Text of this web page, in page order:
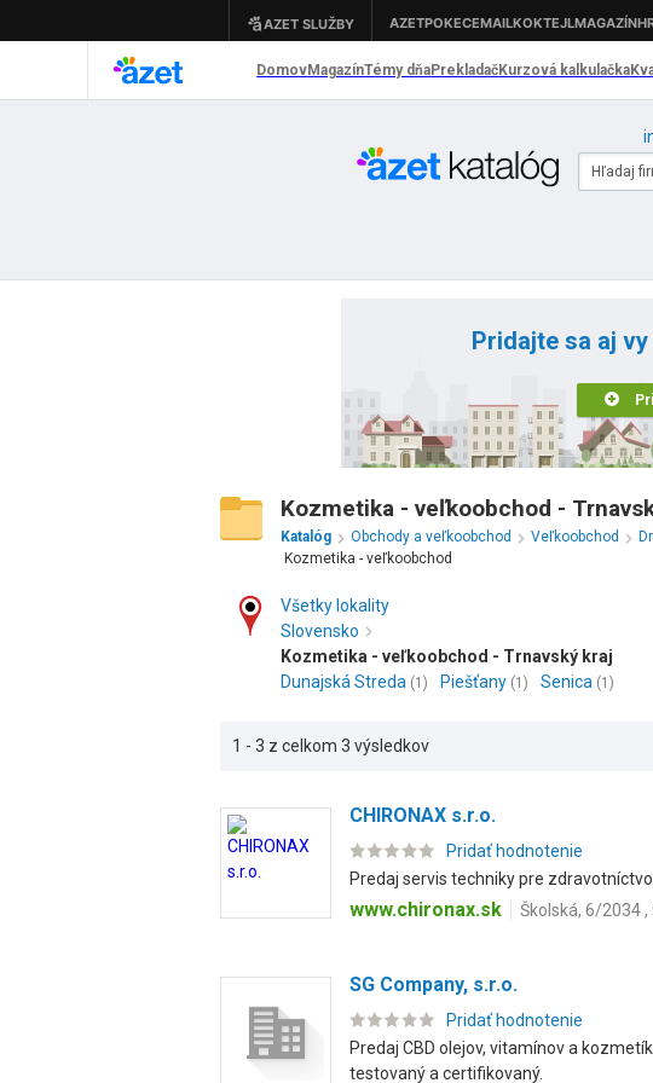
Pridajte sa aj
Kozmetika - veľkoobchod -
Katalóg
Obchody a veľkoobchod Veľkoobchod
Kozmetika - veľkoobchod
Všetky lokality
Slovensko
Kozmetika - veľkoobchod - Trnavský kraj
Dunajská Streda (1) Piešťany (1) Senica (1)
1 - 3 z celkom 3 výsledkov
CHIRONAX s.r.o.
Pridať hodnotenie
Predaj servis techniky pre
www.chironax.sk Školská, 6/2034
SG Company, s.r.o.
Pridať hodnotenie
Predaj CBD olejov, vitamínov a
testovaný a certifikovaný.